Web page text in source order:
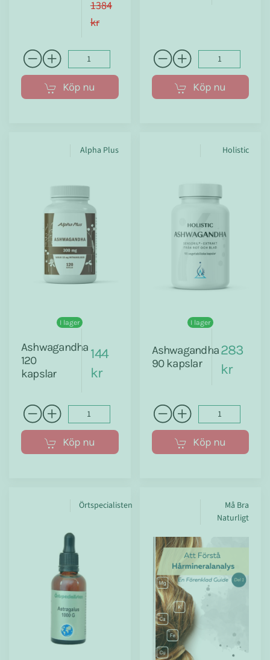
1384
kr
Köp nu Köp nu
Alpha Plus
I lager
Ashwagandha
120
kapslar
144
kr
Köp nu
Holistic
I lager
Ashwagandha
90 kapslar
283
kr
Köp nu
Örtspecialisten
Må Bra
Naturligt